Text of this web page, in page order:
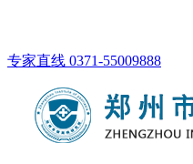
专家直线 0371-55009888